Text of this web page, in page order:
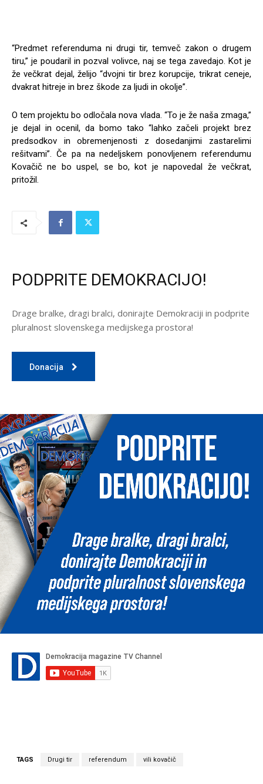
“Predmet referenduma ni drugi tir, temveč zakon o drugem
tiru,” je poudaril in pozval volivce, naj se tega zavedajo. Kot je
že večkrat dejal, želijo “dvojni tir brez korupcije, trikrat ceneje,
dvakrat hitreje in brez škode za ljudi in okolje”.
O tem projektu bo odločala nova vlada. “To je že naša zmaga,”
je dejal in ocenil, da bomo tako “lahko začeli projekt brez
predsodkov in obremenjenosti z dosedanjimi zastarelimi
rešitvami”. Če pa na nedeljskem ponovljenem referendumu
Kovačič ne bo uspel, se bo, kot je napovedal že večkrat,
pritožil.
PODPRITE DEMOKRACIJO!
Drage bralke, dragi bralci, donirajte Demokraciji in podprite
pluralnost slovenskega medijskega prostora!
Donacija
TAGS Drugi tir referendum vili kovačič